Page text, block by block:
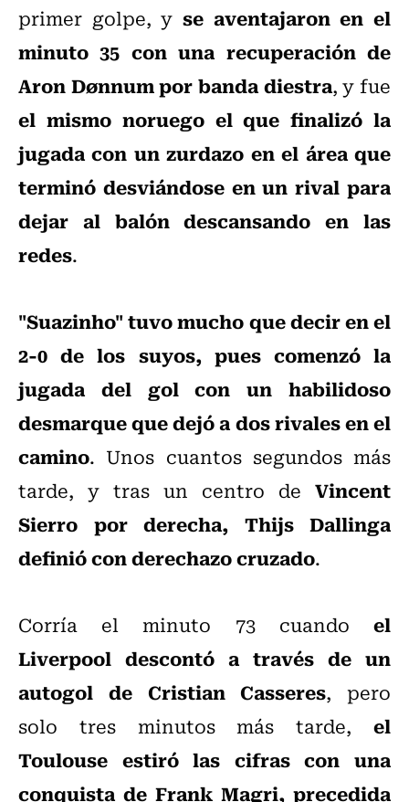
primer golpe, y se aventajaron en el
minuto 35 con una recuperación de
Aron Dønnum por banda diestra, y fue
el mismo noruego el que finalizó la
jugada con un zurdazo en el área que
terminó desviándose en un rival para
dejar al balón descansando en las
redes.
"Suazinho" tuvo mucho que decir en el
2-0 de los suyos, pues comenzó la
jugada del gol con un habilidoso
desmarque que dejó a dos rivales en el
camino. Unos cuantos segundos más
tarde, y tras un centro de Vincent
Sierro por derecha, Thijs Dallinga
definió con derechazo cruzado.
Corría el minuto 73 cuando el
Liverpool descontó a través de un
autogol de Cristian Casseres, pero
solo tres minutos más tarde, el
Toulouse estiró las cifras con una
conquista de Frank Magri, precedida